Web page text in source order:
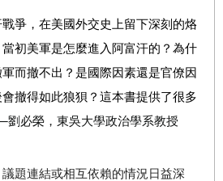
戰爭，在美國外交史上留下深刻的烙
初美軍是怎麼進入阿富汗的？為什
而撤不出？是國際因素還是官僚因
撤得如此狼狽？這本書提供了很多
劉必榮，東吳大學政治學系教授
議題連結或相互依賴的情況日益深